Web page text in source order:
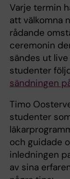
Varje termin
att välkomna
rådande
ceremonin
sändes ut
studenter
sändningen
Timo
studenter
och guidade
inledningen
av sina